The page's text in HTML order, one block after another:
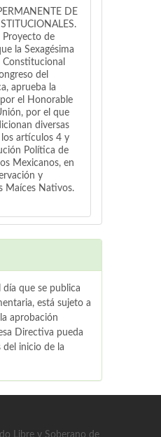
DE
de
la Sexagésima
Constitucional
del
aprueba la
el Honorable
por el que
diversas
artículos 4 y
Política de
Mexicanos, en
y
Maíces Nativos.
día que se publica
está sujeto a
aprobación
Directiva pueda
del inicio de la
Libre y Soberano de